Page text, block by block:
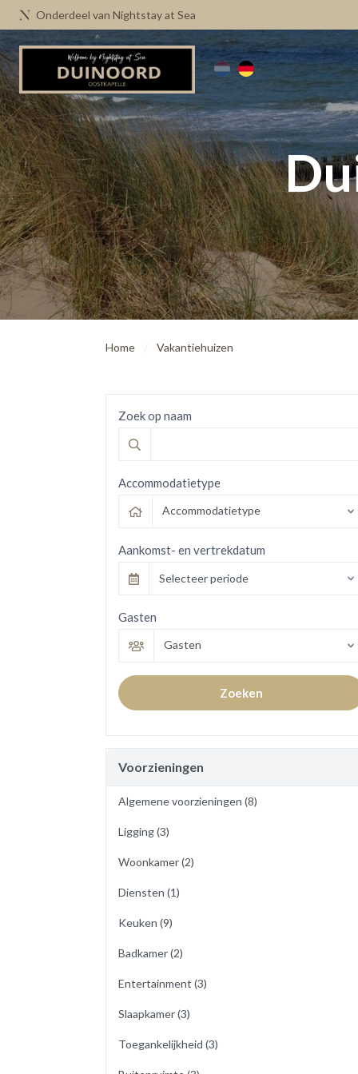
Onderdeel van Nightstay at Sea
Home Vakantiehuizen
Zoek op naam
Accommodatietype
Accommodatietype
Aankomst- en vertrekdatum
Selecteer periode
Gasten
Gasten
Zoeken
Voorzieningen
Algemene voorzieningen (8)
Wasmachine
Wifi / Internet
Woonkamer
Centrale verwarming
Wasdroger
Ligging (3)
Uitzicht op de binnentuin
Aan de kust
Woonkamer (2)
Kinderstoel inclusief
Zithoek
Diensten (1)
Schoonmaak inclusief
Keuken (9)
Koelkast
Koffiezetapparaat
Vaatwasser
Toaster
Badkamer (2)
Handdoeken (toeslag)
Entertainment (3)
Kabeltelevisie
Zenderpakket buitenland
Slaapkamer (3)
Kleerhangers
Slot op slaapkamerdeur
Toegankelijkheid (3)